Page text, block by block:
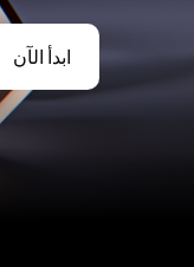
ابدأ الآن